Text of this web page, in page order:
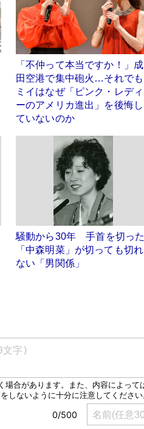
「不仲って本当ですか！」成
田空港で集中砲火…それでも
ミイはなぜ「ピンク・レディ
ーのアメリカ進出」を後悔し
ていないのか
騒動から30年 手首を切った
「中森明菜」が切っても切れ
ない「男関係」